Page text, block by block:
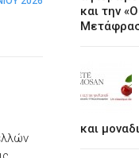
και την
και